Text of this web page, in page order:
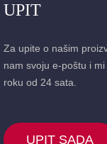
UPIT
Za upite o našim
nam svoju e-poštu i
roku od 24 sata.
UPIT SADA